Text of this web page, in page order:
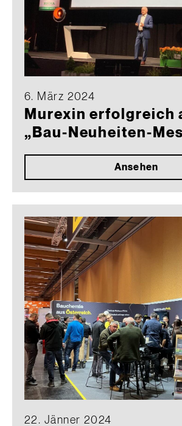
6. März 2024
Murexin erfolgreich
„Bau-Neuheiten-
Ansehen
22. Jänner 2024